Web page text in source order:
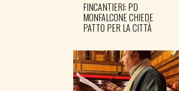
FINCANTIERI: PD
MONFALCONE CHIEDE
PATTO PER LA CITTÀ